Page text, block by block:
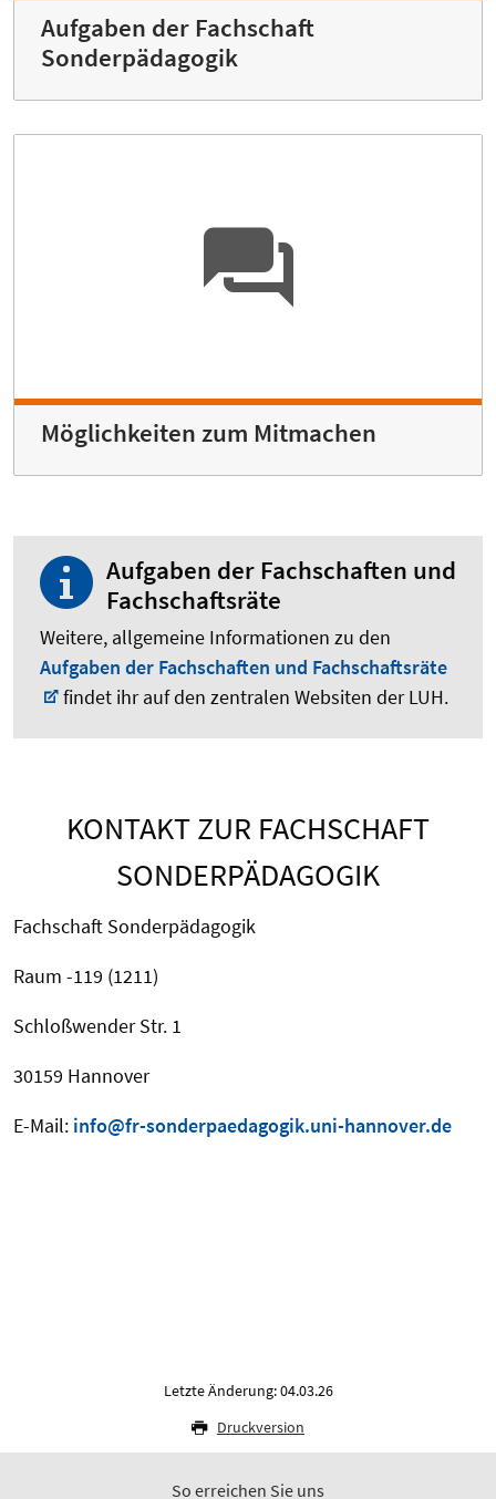
Aufgaben der Fachschaft
Sonderpädagogik
Möglichkeiten zum Mitmachen
Aufgaben der Fachschaften und
Fachschaftsräte
Weitere, allgemeine Informationen zu den
Aufgaben der Fachschaften und Fachschaftsräte
findet ihr auf den zentralen Websiten der LUH.
KONTAKT ZUR FACHSCHAFT
SONDERPÄDAGOGIK
Fachschaft Sonderpädagogik
Raum -119 (1211)
Schloßwender Str. 1
30159 Hannover
E-Mail: info@fr-sonderpaedagogik.uni-hannover.de
Letzte Änderung: 04.03.26
Druckversion
So erreichen Sie uns